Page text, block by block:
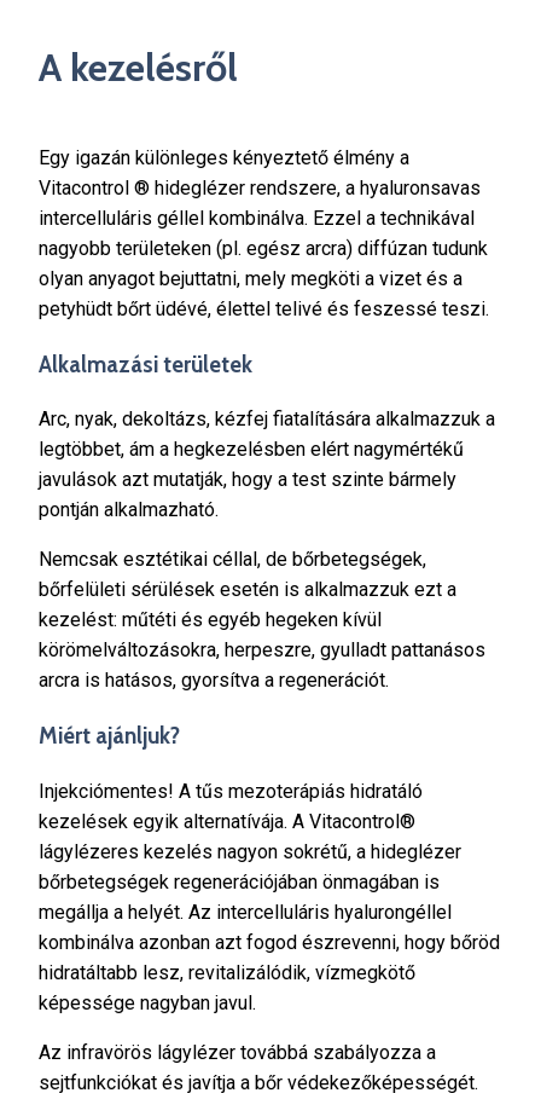
A kezelésről
Egy igazán különleges kényeztető élmény a
Vitacontrol ® hideglézer rendszere, a hyaluronsavas
intercelluláris géllel kombinálva. Ezzel a technikával
nagyobb területeken (pl. egész arcra) diffúzan tudunk
olyan anyagot bejuttatni, mely megköti a vizet és a
petyhüdt bőrt üdévé, élettel telivé és feszessé teszi.
Alkalmazási területek
Arc, nyak, dekoltázs, kézfej fiatalítására alkalmazzuk a
legtöbbet, ám a hegkezelésben elért nagymértékű
javulások azt mutatják, hogy a test szinte bármely
pontján alkalmazható.
Nemcsak esztétikai céllal, de bőrbetegségek,
bőrfelületi sérülések esetén is alkalmazzuk ezt a
kezelést: műtéti és egyéb hegeken kívül
körömelváltozásokra, herpeszre, gyulladt pattanásos
arcra is hatásos, gyorsítva a regenerációt.
Miért ajánljuk?
Injekciómentes! A tűs mezoterápiás hidratáló
kezelések egyik alternatívája. A Vitacontrol®
lágylézeres kezelés nagyon sokrétű, a hideglézer
bőrbetegségek regenerációjában önmagában is
megállja a helyét. Az intercelluláris hyalurongéllel
kombinálva azonban azt fogod észrevenni, hogy bőröd
hidratáltabb lesz, revitalizálódik, vízmegkötő
képessége nagyban javul.
Az infravörös lágylézer továbbá szabályozza a
sejtfunkciókat és javítja a bőr védekezőképességét.